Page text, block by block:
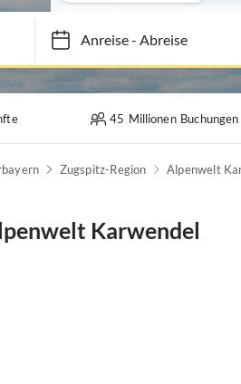
Anreise-Abreise
45 Millionen
Zugspitz-Region Alpenwelt
Karwendel